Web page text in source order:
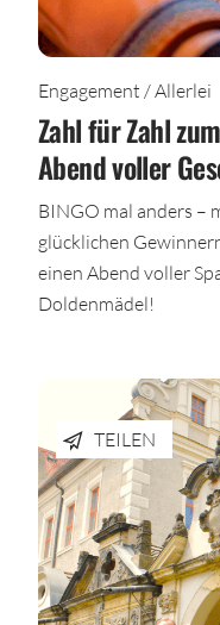
Engagement / Allerlei
Zahl für Zahl
Abend voller
BINGO mal anders –
glücklichen
einen Abend voller
Doldenmädel!
TEILEN